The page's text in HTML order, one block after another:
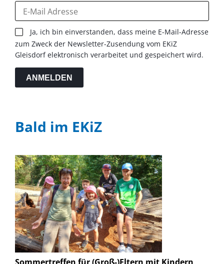
Ja, ich bin einverstanden, dass meine E-Mail-Adresse
zum Zweck der Newsletter-Zusendung vom EKiZ
Gleisdorf elektronisch verarbeitet und gespeichert wird.
ANMELDEN
Bald im EKiZ